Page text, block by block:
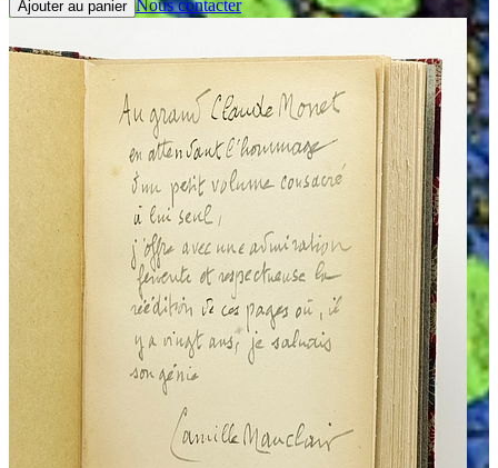
Ajouter au panier Nous contacter